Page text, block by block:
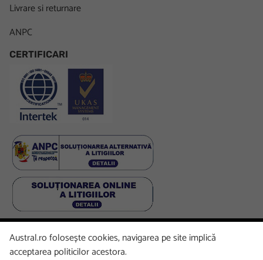
Livrare si returnare
ANPC
CERTIFICARI
FacebookLinkedInInstagramYoutube
Austral.ro folosește cookies, navigarea pe site implică
acceptarea politicilor acestora.